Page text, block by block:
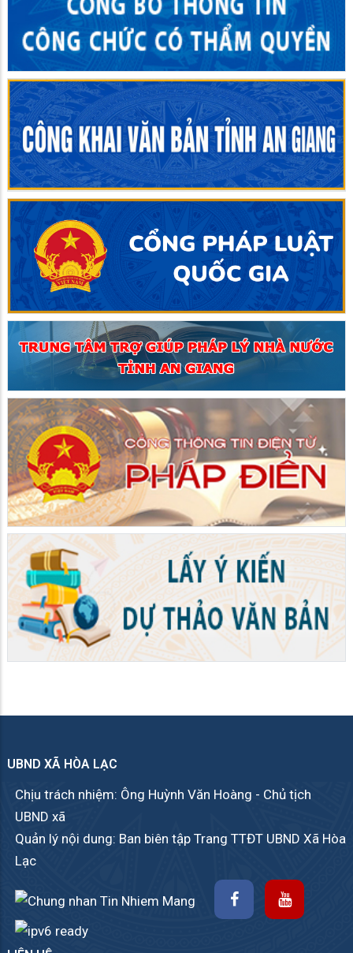
UBND XÃ HÒA LẠC
Chịu trách nhiệm: Ông Huỳnh Văn Hoàng - Chủ tịch
UBND xã
Quản lý nội dung: Ban biên tập Trang TTĐT UBND Xã Hòa
Lạc